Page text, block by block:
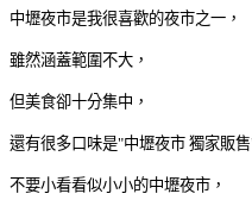
中壢夜市是我很喜歡的夜市之一，
雖然涵蓋範圍不大，
但美食卻十分集中，
還有很多口味是"中壢夜市 獨家販
不要小看看似小小的中壢夜市，